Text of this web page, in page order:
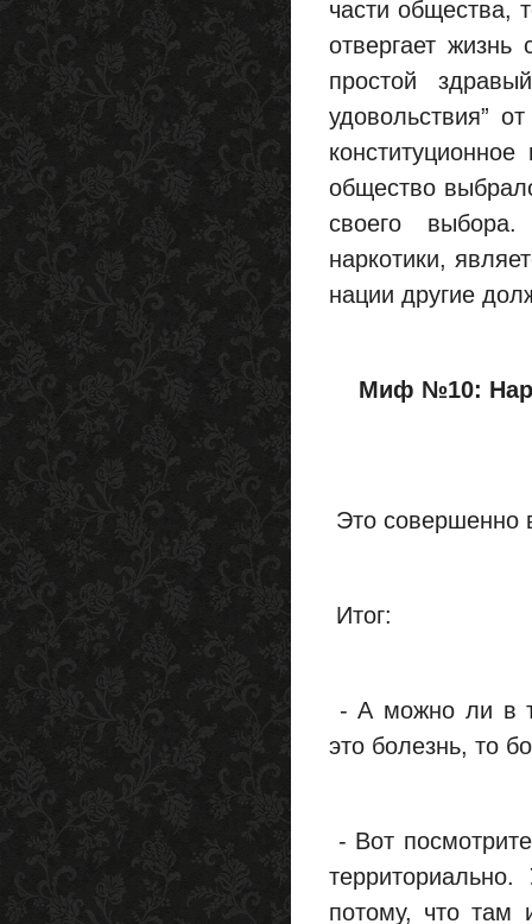
части общества,
отвергает
простой
удовольствия”
общество
своего
наркотики,
нации другие
Миф №10:
Это совершенно
Итог:
- А можно ли в
это болезнь, то
- Вот
потому, что там